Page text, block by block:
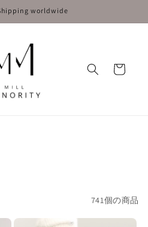
worldwide
ー
741個の商品